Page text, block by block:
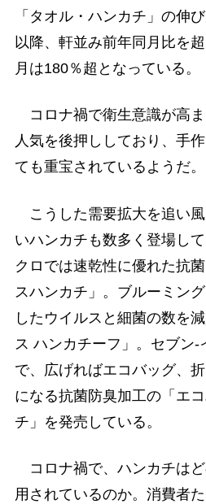
「タオル・ハンカチ」の伸
以降、軒並み前年同月比を
月は180％超となっている。
コロナ禍で衛生意識が高
人気を後押ししており、手
ても重宝されているようだ。
こうした需要拡大を追い
いハンカチも数多く登場し
クロでは速乾性に優れた抗
スハンカチ」。ブルーミン
したウイルスと細菌の数を
ス ハンカチーフ」。セブン
で、広げればエコバッグ、
になる抗菌防臭加工の「エ
チ」を発売している。
コロナ禍で、ハンカチはど
用されているのか。消費者